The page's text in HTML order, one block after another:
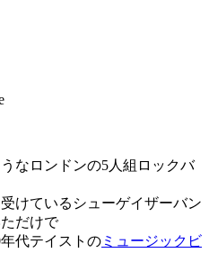
なロンドンの5人組ロックバ
けているシューゲイザーバン
だけで
代テイストの ミュージックビ